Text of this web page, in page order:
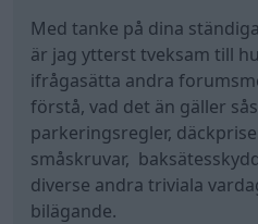
retroaktiv lagstiftning)?
För övrigt, varför ska man
tvångsansluter barn stiftar?
Med tanke på dina
är jag ytterst tveksam till
ifrågasätta andra
förstå, vad det än gäller
parkeringsregler,
småskruvar,
diverse andra triviala
bilägande.